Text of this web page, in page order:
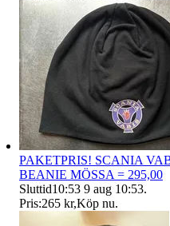
PAKETPRIS! SCANIA
BEANIE MÖSSA = 295,00
Sluttid10:53 9 aug 10:53.
Pris:265 kr,Köp nu.